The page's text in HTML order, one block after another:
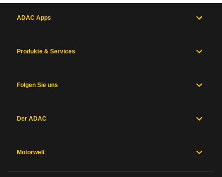
ADAC Apps
Produkte & Services
Folgen Sie uns
Der ADAC
Motorwelt